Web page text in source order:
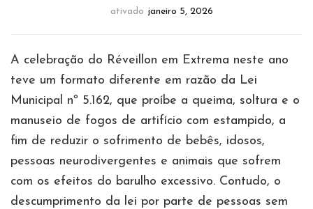
ativado janeiro 5, 2026
A celebração do Réveillon em Extrema neste ano
teve um formato diferente em razão da Lei
Municipal nº 5.162, que proíbe a queima, soltura e o
manuseio de fogos de artifício com estampido, a
fim de reduzir o sofrimento de bebês, idosos,
pessoas neurodivergentes e animais que sofrem
com os efeitos do barulho excessivo. Contudo, o
descumprimento da lei por parte de pessoas sem